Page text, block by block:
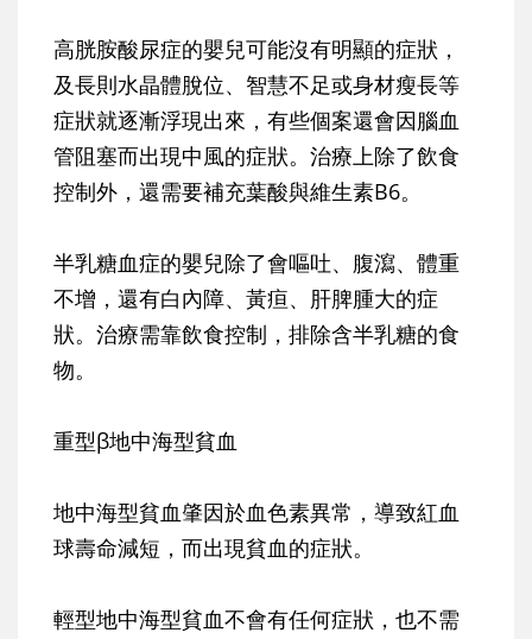
高胱胺酸尿症的嬰兒可能沒有明顯的症狀，
及長則水晶體脫位、智慧不足或身材瘦長等
症狀就逐漸浮現出來，有些個案還會因腦血
管阻塞而出現中風的症狀。治療上除了飲食
控制外，還需要補充葉酸與維生素B6。
半乳糖血症的嬰兒除了會嘔吐、腹瀉、體重
不增，還有白內障、黃疸、肝脾腫大的症
狀。治療需靠飲食控制，排除含半乳糖的食
物。
重型β地中海型貧血
地中海型貧血肇因於血色素異常，導致紅血
球壽命減短，而出現貧血的症狀。
輕型地中海型貧血不會有任何症狀，也不需